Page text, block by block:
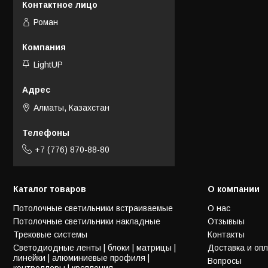
Роман
LightUP
Алматы, Казахстан
+7 (776) 870-88-80
Каталог товаров
Потолочные светильники встраиваемые
Потолочные светильники накладные
Трековые системы
Светодиодные ленты | блоки | матрицы |
линейки | алюминиевые профиля |
О компании
О нас
Отзывыы
Контакты
Доставка и
Вопросы